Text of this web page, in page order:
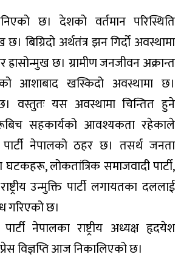
छ। देशको वर्तमान परिस्थिति
बिग्रिदो अर्थतंत्र झन गिर्दो अवस्थामा
ह्रासोन्मुख छ। ग्रामीण जनजीवन अक्रान्त
आशाबाद खस्किदो अवस्थामा छ।
वस्तुतः यस अवस्थामा चिन्तित हुने
सहकार्यको आवश्यकता रहेकाले
नेपालको ठहर छ। तसर्थ जनता
घटकहरू, लोकतांत्रिक समाजवादी पार्टी,
उन्मुक्ति पार्टी लगायतका दललाई
गरिएको छ।
नेपालका राष्ट्रीय अध्यक्ष हृदयेश
प्रेस विज्ञप्ति आज निकालिएको छ।